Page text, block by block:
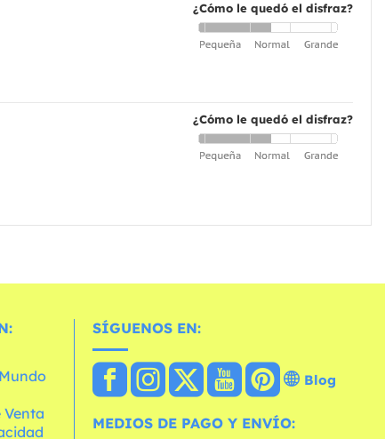
¿Cómo le quedó el disfraz?
¿Cómo le quedó el disfraz?
Venta
SÍGUENOS EN:
Blog
MEDIOS DE PAGO Y ENVÍO: